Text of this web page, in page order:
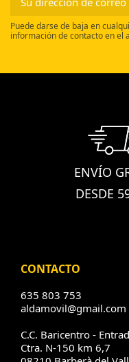
Puede darse de baja en
información de contacto en el
ENVÍO
DESDE
CONTACTO
635 803 753
aldamovil@gmail.com
C.C. Baricentro -
Ctra. N-150 km 6,7